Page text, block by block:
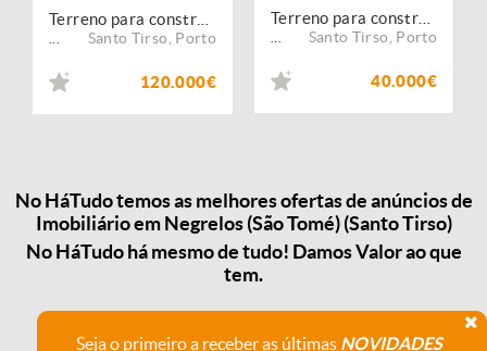
Santo Tirso Porto
120.000€
Santo Tirso Porto
40.000€
No HáTudo temos as melhores ofertas de anúncios de
Imobiliário em Negrelos (São Tomé) (Santo Tirso)
No HáTudo há mesmo de tudo! Damos Valor ao que
tem.
Seja o primeiro a receber as últimas NOVIDADES